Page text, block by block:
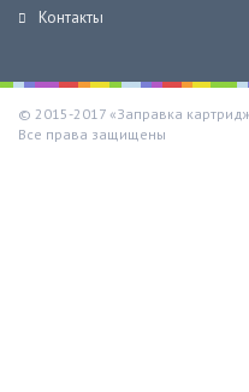
Контакты
© 2015-2017 «Заправка
Все права защищены